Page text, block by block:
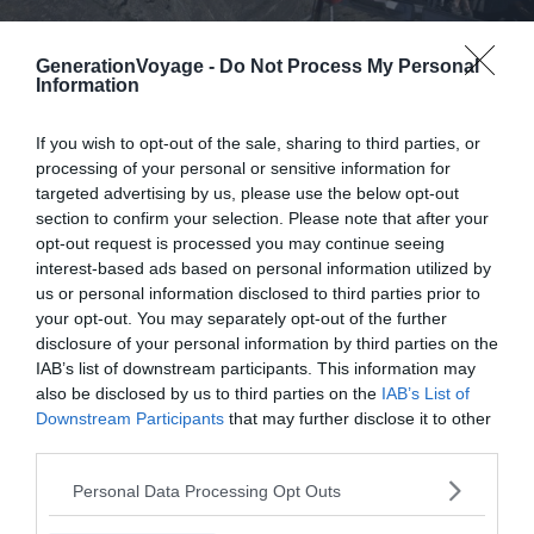
GenerationVoyage - Do Not Process My Personal
Information
If you wish to opt-out of the sale, sharing to third parties, or
processing of your personal or sensitive information for
targeted advertising by us, please use the below opt-out
section to confirm your selection. Please note that after your
opt-out request is processed you may continue seeing
interest-based ads based on personal information utilized by
us or personal information disclosed to third parties prior to
your opt-out. You may separately opt-out of the further
disclosure of your personal information by third parties on the
IAB’s list of downstream participants. This information may
also be disclosed by us to third parties on the IAB’s List of
Downstream Participants that may further disclose it to other
Personal Data Processing Opt Outs
Credit – www.bungy.co.nz
Nevis Highwireà Queenstown est sûrement le site le
plus connu pour le saut à l’élastique. Chaque sauteur
rejoint une petite cabane suspendue entre deux falaises
de la vallée avant de chuter dans le canyon. Une vue
spectaculaire, de l’adrénaline à son paroxysme, une
expérience incroyable qui coûte environ 165 € (prix en
dollars NZ : 260$) avec, la fin du saut qui ne dure que 3
minutes, uncertificatet un superbet-shirtpour frimer
remerciements.